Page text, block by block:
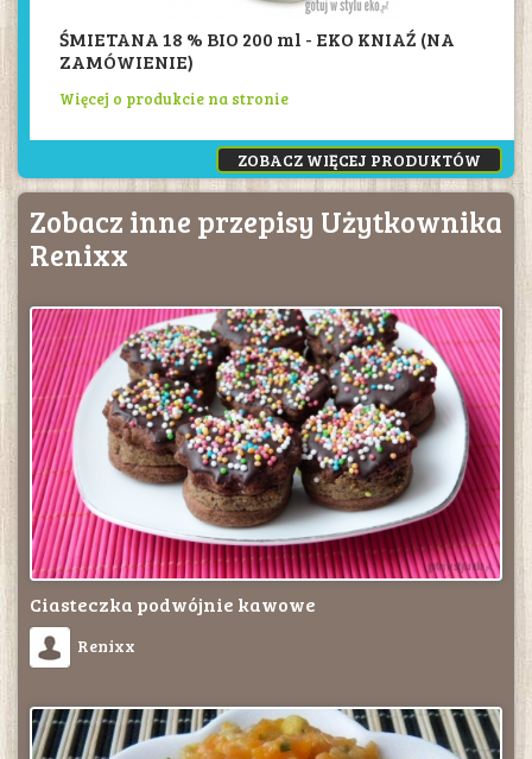
ŚMIETANA 18 % BIO 200 ml - EKO KNIAŹ (NA
ZAMÓWIENIE)
Więcej o produkcie na stronie
ZOBACZ WIĘCEJ PRODUKTÓW
Zobacz inne przepisy Użytkownika
Renixx
Ciasteczka podwójnie kawowe
Renixx